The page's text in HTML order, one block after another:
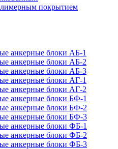
покрытием
анкерные блоки АБ-1
анкерные блоки АБ-2
анкерные блоки АБ-3
анкерные блоки АГ-1
анкерные блоки АГ-2
анкерные блоки БФ-1
анкерные блоки БФ-2
анкерные блоки БФ-3
анкерные блоки ФБ-1
анкерные блоки ФБ-2
анкерные блоки ФБ-3